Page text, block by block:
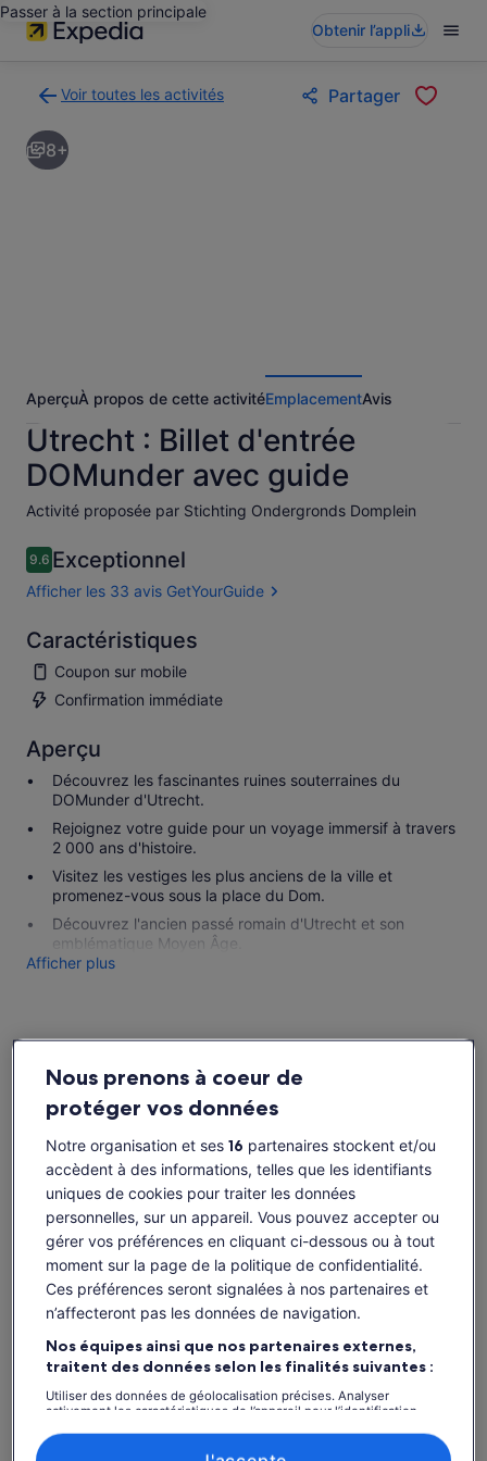
Passer à la section principale
Obtenir l’appli
Voir toutes les activités
à
la
page
Partager
8+
AperçuÀ propos de cette activitéEmplacementAvis
Utrecht : Billet d'entrée
DOMunder avec guide
Activité proposée par Stichting Ondergronds Domplein
9.69.6 sur 10
Exceptionnel
Afficher les 33 avis GetYourGuide
Caractéristiques
Coupon sur mobile
Confirmation immédiate
Aperçu
Découvrez les fascinantes ruines souterraines du
DOMunder d'Utrecht.
Rejoignez votre guide pour un voyage immersif à travers
2 000 ans d'histoire.
Visitez les vestiges les plus anciens de la ville et
promenez-vous sous la place du Dom.
Découvrez l'ancien passé romain d'Utrecht et son
emblématique Moyen Âge.
Afficher plus
Dates
sam. 8 août – sam. 22 août
sam. 8 août
-
dim. 9 août
-
lun. 10 août
-
mar. 11 août
Voir les billets
Il est possible que le contenu de cette page
provienne d’une traduction automatique.
Afficher le texte d’origine (anglais)
Donner mon avis sur cette traductionS’ouvre
un
nouvel
Ce qui est inclus ou non
Nous prenons à coeur de
protéger vos données
Notre organisation et ses 16 partenaires stockent et/ou
accèdent à des informations, telles que les identifiants
uniques de cookies pour traiter les données
personnelles, sur un appareil. Vous pouvez accepter ou
gérer vos préférences en cliquant ci-dessous ou à tout
moment sur la page de la politique de confidentialité.
Ces préférences seront signalées à nos partenaires et
n’affecteront pas les données de navigation.
Nos équipes ainsi que nos partenaires externes,
traitent des données selon les finalités suivantes :
Utiliser des données de géolocalisation précises. Analyser
activement les caractéristiques de l’appareil pour l’identification.
et contenu personnalisés, mesure de performance des publicités
et du contenu, études d’audience et développement de services.